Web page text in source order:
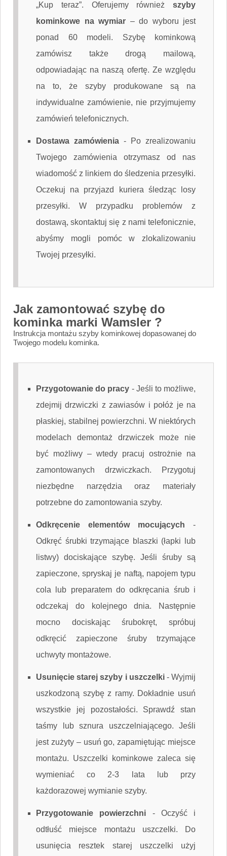
„Kup teraz”. Oferujemy również szyby
kominkowe na wymiar – do wyboru jest
ponad 60 modeli. Szybę kominkową
zamówisz także drogą mailową,
odpowiadając na naszą ofertę. Ze względu
na to, że szyby produkowane są na
indywidualne zamówienie, nie przyjmujemy
zamówień telefonicznych.
Dostawa zamówienia -
Po zrealizowaniu
Twojego zamówienia otrzymasz od nas
wiadomość z linkiem do śledzenia przesyłki.
Oczekuj na przyjazd kuriera śledząc losy
przesyłki. W przypadku problemów z
dostawą, skontaktuj się z nami telefonicznie,
abyśmy mogli pomóc w zlokalizowaniu
Twojej przesyłki.
Jak zamontować szybę do
kominka marki Wamsler ?
Instrukcja montażu szyby kominkowej dopasowanej do
Twojego modelu kominka.
Przygotowanie do pracy - Jeśli to możliwe,
zdejmij drzwiczki z zawiasów i połóż je na
płaskiej, stabilnej powierzchni. W niektórych
modelach demontaż drzwiczek może nie
być możliwy – wtedy pracuj ostrożnie na
zamontowanych drzwiczkach. Przygotuj
niezbędne narzędzia oraz materiały
potrzebne do zamontowania szyby.
Odkręcenie elementów mocujących -
Odkręć śrubki trzymające blaszki (łapki lub
listwy) dociskające szybę. Jeśli śruby są
zapieczone, spryskaj je naftą, napojem typu
cola lub preparatem do odkręcania śrub i
odczekaj do kolejnego dnia. Następnie
mocno dociskając śrubokręt, spróbuj
odkręcić zapieczone śruby trzymające
uchwyty montażowe.
Usunięcie starej szyby i uszczelki-Wyjmij
uszkodzoną szybę z ramy. Dokładnie usuń
wszystkie jej pozostałości. Sprawdź stan
taśmy lub sznura uszczelniającego. Jeśli
jest zużyty – usuń go, zapamiętując miejsce
montażu. Uszczelki kominkowe zaleca się
wymieniać co 2-3 lata lub przy
każdorazowej wymianie szyby.
Przygotowanie powierzchni - Oczyść i
odtłuść miejsce montażu uszczelki. Do
usunięcia resztek starej uszczelki użyj